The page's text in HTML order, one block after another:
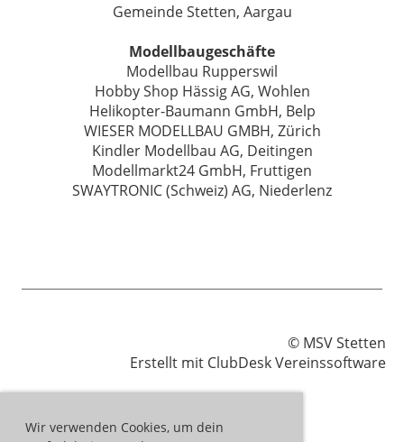
Wir verwenden Cookies, um dein
Gemeinde Stetten, Aargau
Modellbaugeschäfte
Modellbau Rupperswil
Hobby Shop Hässig AG, Wohlen
Helikopter-Baumann GmbH, Belp
WIESER MODELLBAU GMBH, Zürich
Kindler Modellbau AG, Deitingen
Modellmarkt24 GmbH, Fruttigen
SWAYTRONIC (Schweiz) AG, Niederlenz
© MSV Stetten
Erstellt mit ClubDesk Vereinssoftware
Impressum